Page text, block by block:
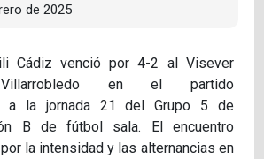
de 2025
Cádiz venció por 4-2 al Visever
en el partido
a la jornada 21 del Grupo 5 de
B de fútbol sala. El encuentro
la intensidad y las alternancias en